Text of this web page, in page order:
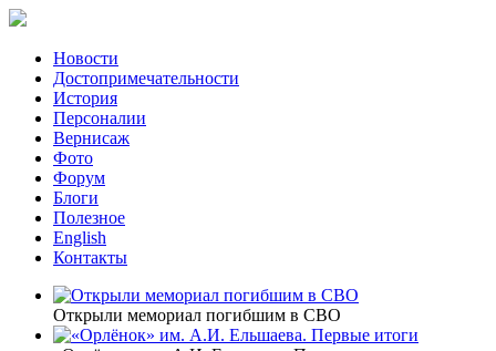
Новости
Достопримечательности
История
Персоналии
Вернисаж
Фото
Форум
Блоги
Полезное
English
Контакты
Открыли мемориал погибшим в СВО